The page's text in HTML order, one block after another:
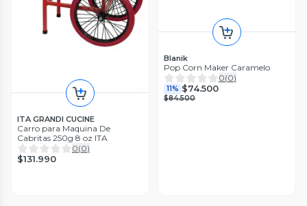
ITA GRANDI CUCINE
Carro para Maquina De
Cabritas 250g 8 oz ITA
0(0)
$131.990
Blanik
Pop Corn Maker Caramelo
0(0)
11% $74.500
$84.500